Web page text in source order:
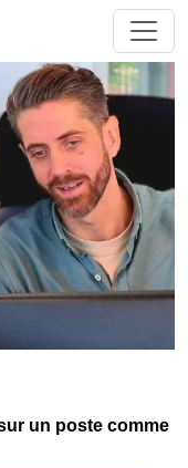
un poste comme